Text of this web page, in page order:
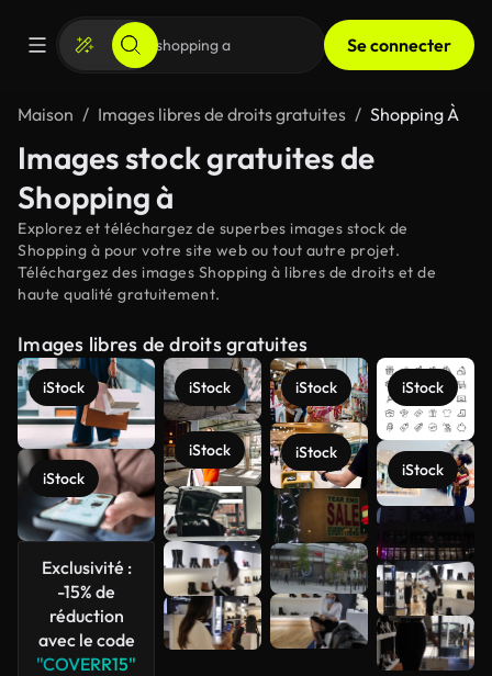
Se connecter
Maison Images libres de droits gratuites Shopping À
Images stock gratuites de
Shopping à
Explorez et téléchargez de superbes images stock de
Shopping à pour votre site web ou tout autre projet.
Téléchargez des images Shopping à libres de droits et de
haute qualité gratuitement.
Images libres de droits gratuites
iStock
iStock
Exclusivité :
-15% de
réduction
avec le code
"COVERR15"
iStock
iStock
iStock
iStock
iStock
iStock
Voir plus